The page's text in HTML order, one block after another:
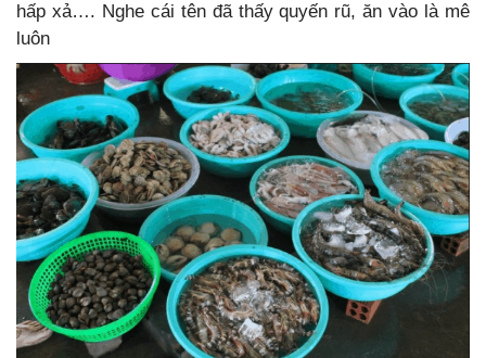
hấp xả…. Nghe cái tên đã thấy quyến rũ, ăn vào là mê
luôn